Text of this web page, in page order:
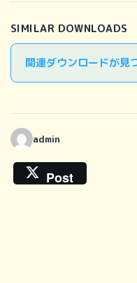
SIMILAR DOWNLOADS
関連ダウンロードが見
admin
Post